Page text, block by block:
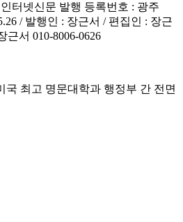
터넷신문 발행 등록번호 : 광주
/ 발행인 : 장근서 / 편집인 : 장근
근서 010-8006-0626
국 최고 명문대학과 행정부 간 전면